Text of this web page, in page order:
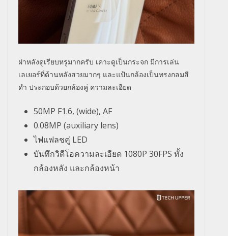
ฝาหลังดูเรียบหรูมากครับ เคาะดูเป็นกระจก มีการเล่น
เลเยอร์ที่ด้านหลังสวยมากๆ และแป้นกล้องเป็นทรงกลมสี
ดำ ประกอบด้วยกล้องคู่ ความละเอียด
50MP F1.6, (wide), AF
0.08MP (auxiliary lens)
ไฟแฟลชคู่ LED
บันทึกวิดีโอความละเอียด 1080P 30FPS ทั้ง
กล้องหลัง และกล้องหน้า